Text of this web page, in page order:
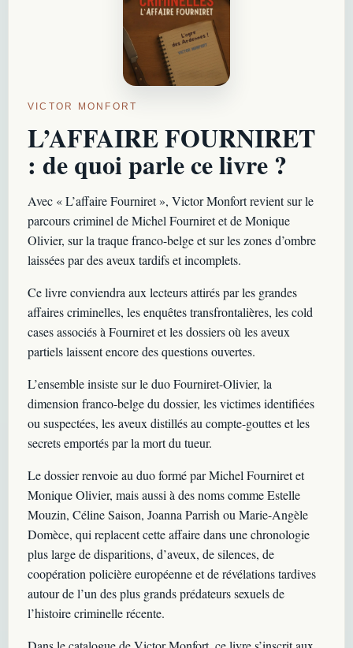
VICTOR MONFORT
L’AFFAIRE FOURNIRET
: de quoi parle ce livre ?
Avec « L’affaire Fourniret », Victor Monfort revient sur le
parcours criminel de Michel Fourniret et de Monique
Olivier, sur la traque franco-belge et sur les zones d’ombre
laissées par des aveux tardifs et incomplets.
Ce livre conviendra aux lecteurs attirés par les grandes
affaires criminelles, les enquêtes transfrontalières, les cold
cases associés à Fourniret et les dossiers où les aveux
partiels laissent encore des questions ouvertes.
L’ensemble insiste sur le duo Fourniret-Olivier, la
dimension franco-belge du dossier, les victimes identifiées
ou suspectées, les aveux distillés au compte-gouttes et les
secrets emportés par la mort du tueur.
Le dossier renvoie au duo formé par Michel Fourniret et
Monique Olivier, mais aussi à des noms comme Estelle
Mouzin, Céline Saison, Joanna Parrish ou Marie-Angèle
Domèce, qui replacent cette affaire dans une chronologie
plus large de disparitions, d’aveux, de silences, de
coopération policière européenne et de révélations tardives
autour de l’un des plus grands prédateurs sexuels de
l’histoire criminelle récente.